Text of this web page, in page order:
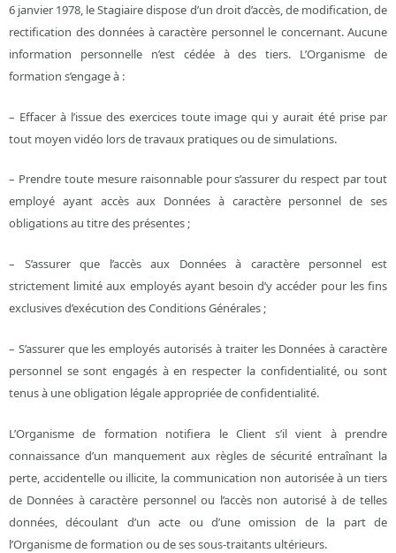
6 janvier 1978, le Stagiaire dispose d’un droit d’accès, de modification, de
rectification des données à caractère personnel le concernant. Aucune
information personnelle n’est cédée à des tiers. L’Organisme de
formation s’engage à :
– Effacer à l’issue des exercices toute image qui y aurait été prise par
tout moyen vidéo lors de travaux pratiques ou de simulations.
– Prendre toute mesure raisonnable pour s’assurer du respect par tout
employé ayant accès aux Données à caractère personnel de ses
obligations au titre des présentes ;
– S’assurer que l’accès aux Données à caractère personnel est
strictement limité aux employés ayant besoin d’y accéder pour les fins
exclusives d’exécution des Conditions Générales ;
– S’assurer que les employés autorisés à traiter les Données à caractère
personnel se sont engagés à en respecter la confidentialité, ou sont
tenus à une obligation légale appropriée de confidentialité.
L’Organisme de formation notifiera le Client s’il vient à prendre
connaissance d’un manquement aux règles de sécurité entraînant la
perte, accidentelle ou illicite, la communication non autorisée à un tiers
de Données à caractère personnel ou l’accès non autorisé à de telles
données, découlant d’un acte ou d’une omission de la part de
l’Organisme de formation ou de ses sous-traitants ultérieurs.